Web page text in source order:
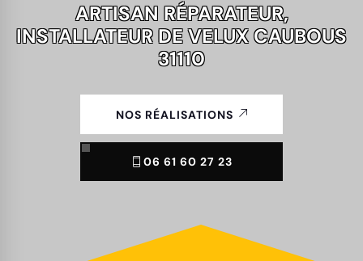
ARTISAN RÉPARATEUR,
INSTALLATEUR DE VELUX CAUBOUS
31110
NOS RÉALISATIONS
06 61 60 27 23